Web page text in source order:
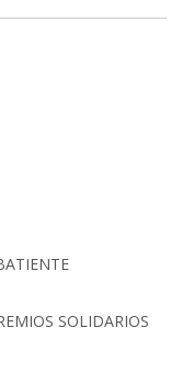
SOLIDARIOS